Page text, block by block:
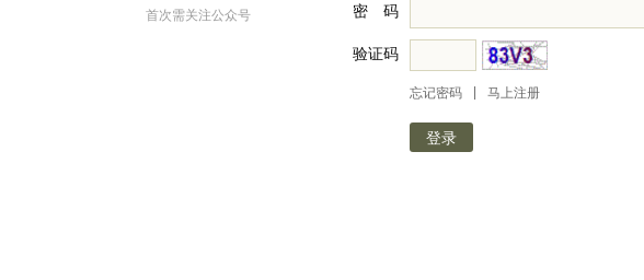
首次需关注公众号 密 码
验证码
忘记密码 马上注册